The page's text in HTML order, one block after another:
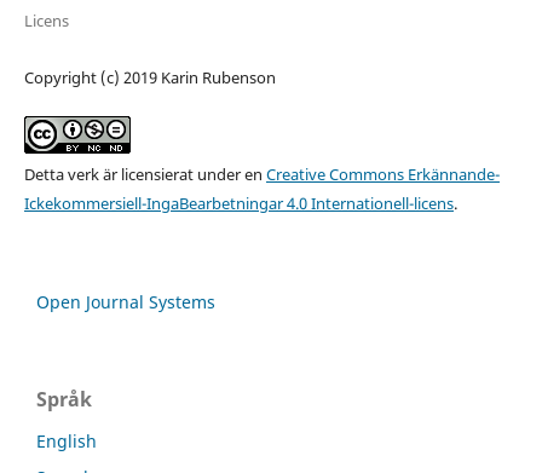
Licens
Copyright (c) 2019 Karin Rubenson
Detta verk är licensierat under en Creative Commons Erkännande-
Ickekommersiell-IngaBearbetningar 4.0 Internationell-licens.
Open Journal Systems
Språk
English